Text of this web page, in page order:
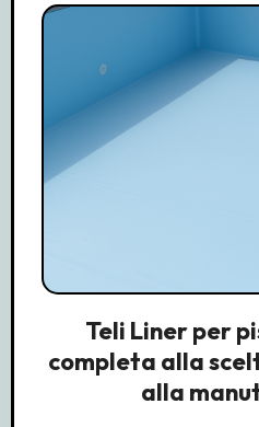
Teli Liner per
completa alla
alla